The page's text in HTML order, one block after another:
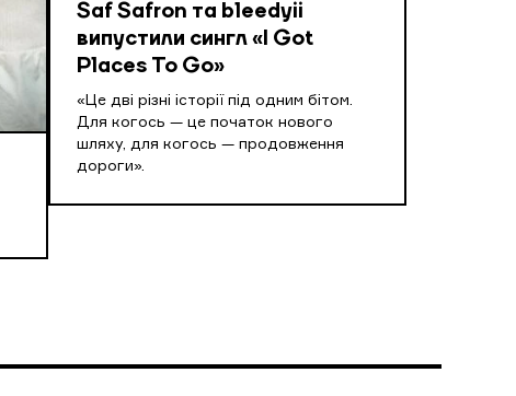
Saf Safron та bleedyii
випустили сингл «I Got
Places To Go»
«Це дві різні історії під одним бітом.
Для когось — це початок нового
шляху, для когось — продовження
дороги».